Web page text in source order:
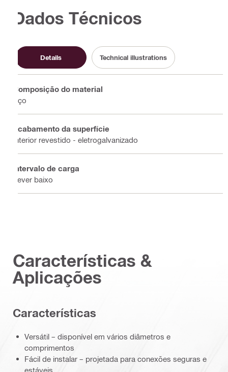
Dados Técnicos
Details Technical illustrations
Composição do material
Aço
Acabamento da superfície
Interior revestido - eletrogalvanizado
Intervalo de carga
dever baixo
Características &
Aplicações
Características
Versátil – disponível em vários diâmetros e
comprimentos
Fácil de instalar – projetada para conexões seguras e
estáveis